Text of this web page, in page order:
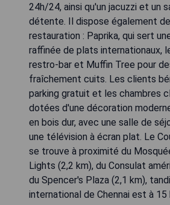
24h/24, ainsi qu'un jacuzzi et un
détente. Il dispose également
restauration : Paprika, qui sert
raffinée de plats internationaux,
restro-bar et Muffin Tree pour
fraîchement cuits. Les clients
parking gratuit et les chambres
dotées d'une décoration
en bois dur, avec une salle de
une télévision à écran plat. Le
se trouve à proximité du
Lights (2,2 km), du Consulat
du Spencer's Plaza (2,1 km),
international de Chennai est à 15